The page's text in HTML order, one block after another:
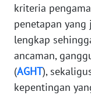
kriteria
penetapan
lengkap
ancaman,
(AGHT),
kepentingan
INFO
IKLAN
TENTANG
KAMI